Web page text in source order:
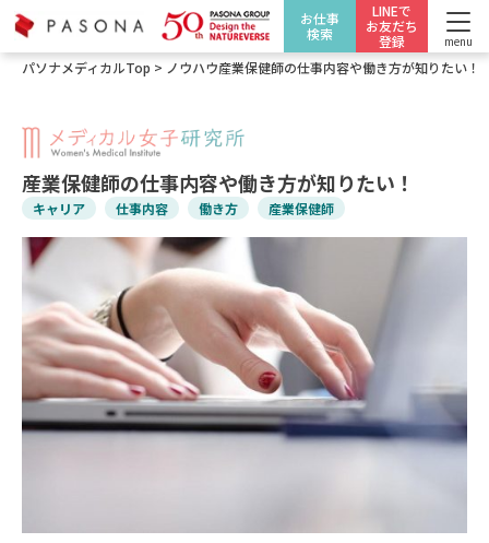
お仕事
検索
LINEで
お友だち
登録
menu
パソナメディカルTop > ノウハウ産業保健師の仕事内容や働き方が知りたい！
産業保健師の仕事内容や働き方が知りたい！
キャリア 仕事内容 働き方 産業保健師